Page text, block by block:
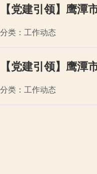
【党建引领】鹰
分类：工作动态
【党建引领】鹰
分类：工作动态